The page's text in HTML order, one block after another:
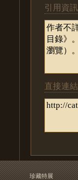
引用資訊
直接連結
珍藏特展